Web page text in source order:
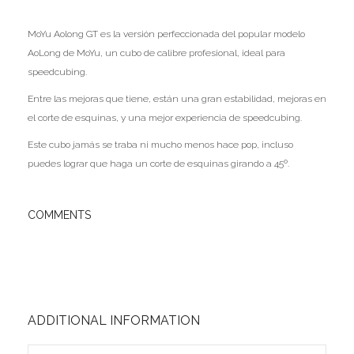
Stickers
MoYu Aolong GT es la versión perfeccionada del popular modelo
AoLong de MoYu, un cubo de calibre profesional, ideal para
speedcubing.
Entre las mejoras que tiene, están una gran estabilidad, mejoras en
el corte de esquinas, y una mejor experiencia de speedcubing.
Este cubo jamás se traba ni mucho menos hace pop, incluso
puedes lograr que haga un corte de esquinas girando a 45º.
COMMENTS
ADDITIONAL INFORMATION